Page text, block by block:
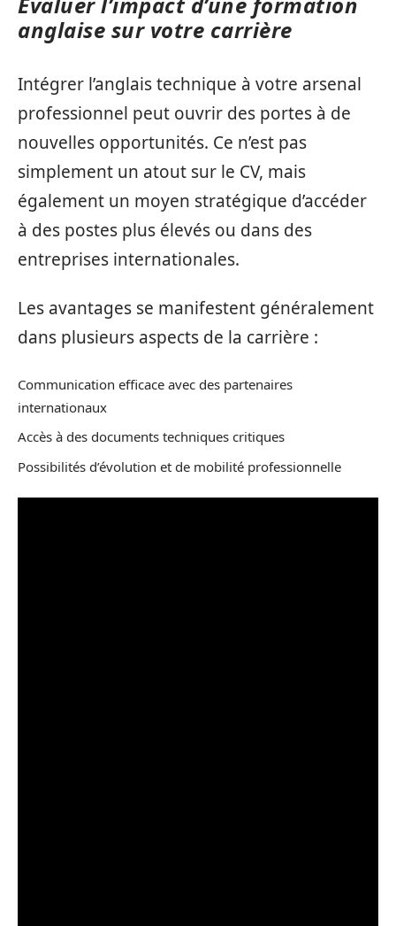
anglaise sur votre carrière
Intégrer l’anglais technique à votre arsenal
professionnel peut ouvrir des portes à de
nouvelles opportunités. Ce n’est pas
simplement un atout sur le CV, mais
également un moyen stratégique d’accéder
à des postes plus élevés ou dans des
entreprises internationales.
Les avantages se manifestent généralement
dans plusieurs aspects de la carrière :
Communication efficace avec des partenaires
internationaux
Accès à des documents techniques critiques
Possibilités d’évolution et de mobilité professionnelle